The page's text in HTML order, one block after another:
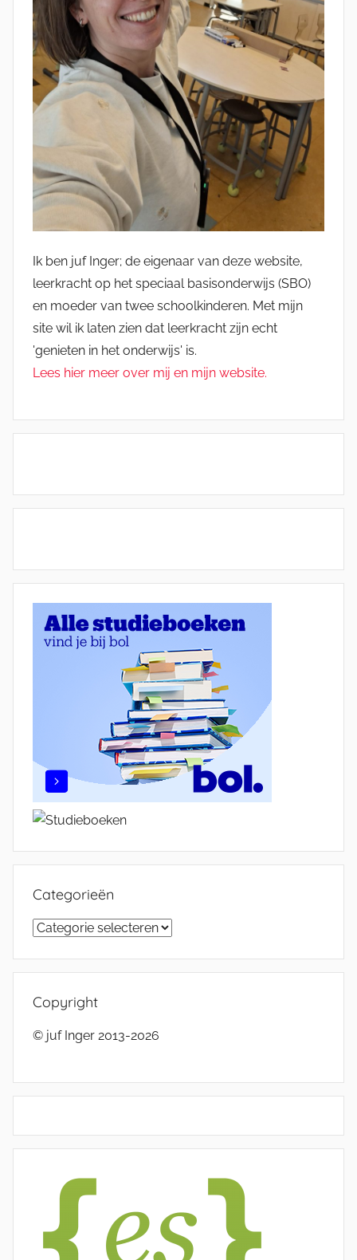
Ik ben juf Inger; de eigenaar van deze website,
leerkracht op het speciaal basisonderwijs (SBO)
en moeder van twee schoolkinderen. Met mijn
site wil ik laten zien dat leerkracht zijn echt
'genieten in het onderwijs' is.
Lees hier meer over mij en mijn website.
Categorieën
Categorieën
Copyright
© juf Inger 2013-2026